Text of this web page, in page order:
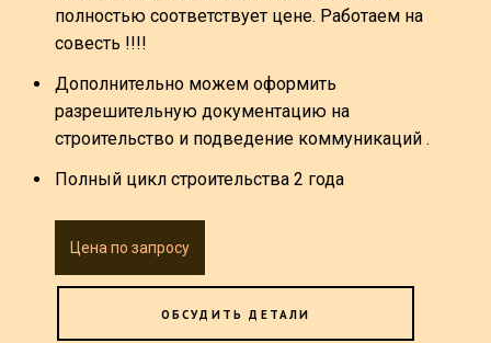
полностью соответствует цене. Работаем на
совесть !!!!
Дополнительно можем оформить
разрешительную документацию на
строительство и подведение коммуникаций .
Полный цикл строительства 2 года
Цена по запросу
ОБСУДИТЬ ДЕТАЛИ